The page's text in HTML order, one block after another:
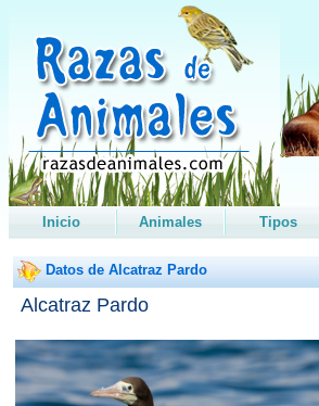
Inicio Animales Tipos
Datos de Alcatraz Pardo
Alcatraz Pardo